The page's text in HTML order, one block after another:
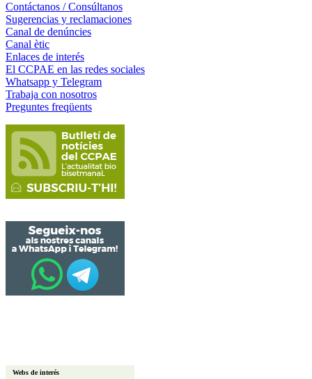
Contáctanos / Consúltanos
Sugerencias y reclamaciones
Canal de denúncies
Canal ètic
Enlaces de interés
El CCPAE en las redes sociales
Whatsapp y Telegram
Trabaja con nosotros
Preguntes freqüents
Webs de interés